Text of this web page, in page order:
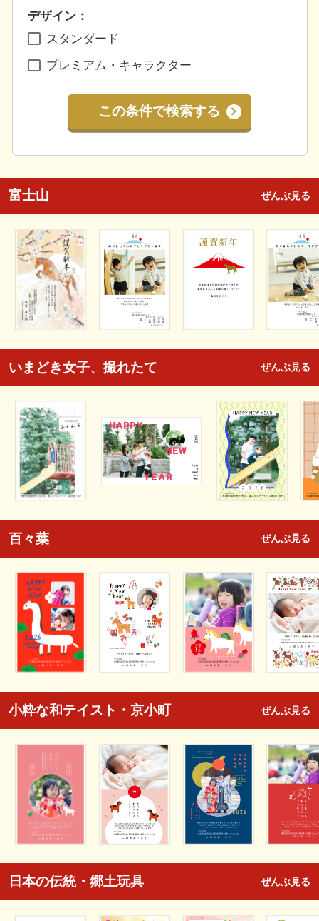
デザイン：
スタンダード
プレミアム・キャラクター
この条件で検索する
富士山 ぜんぶ見る
いまどき女子、撮れたて ぜんぶ見る
百々葉 ぜんぶ見る
小粋な和テイスト・京小町 ぜんぶ見る
日本の伝統・郷土玩具 ぜんぶ見る